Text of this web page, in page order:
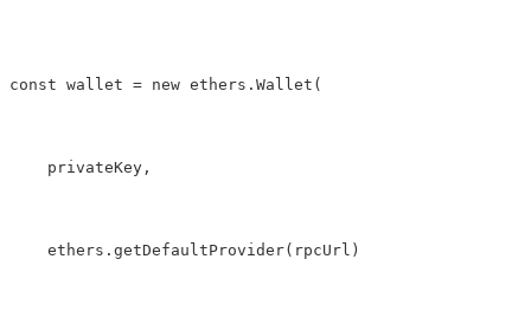
const wallet = new ethers.Wallet(
    privateKey,
    ethers.getDefaultProvider(rpcUrl)